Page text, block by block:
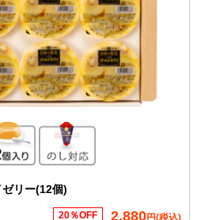
ージカード無料
12個入り のし対応
リー(12個)
20％OFF 2,880円(税込)